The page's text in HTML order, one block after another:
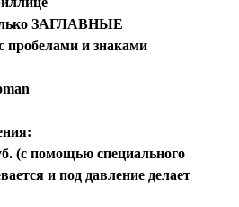
ЗАГЛАВНЫЕ
пробелами и знаками
(с помощью специального
и под давление делает